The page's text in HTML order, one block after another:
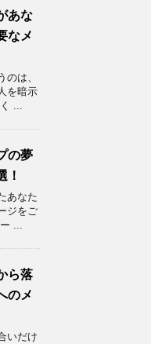
あな
なメ
のは、
を暗示
...
の夢
！
あなた
ジをご
...
ら落
のメ
いだけ